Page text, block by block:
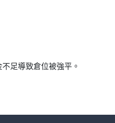
足導致倉位被強平。